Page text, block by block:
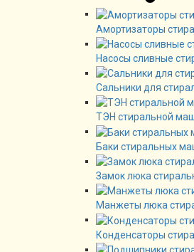
Амортизаторы
Насосы сливные
Сальники для
ТЭН стиральной
Баки стиральных
Замок люка
Манжеты люка
Конденсаторы